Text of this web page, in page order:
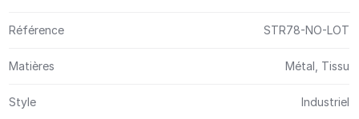
Référence STR78-NO-LOT
Matières Métal, Tissu
Style Industriel